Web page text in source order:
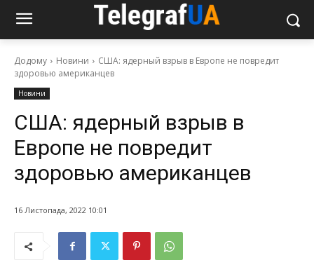
Додому Новини
США: ядерный взрыв в Европе не повредит
здоровью американцев
Новини
США: ядерный взрыв в
Европе не повредит
здоровью американцев
16 Листопада, 2022 10:01